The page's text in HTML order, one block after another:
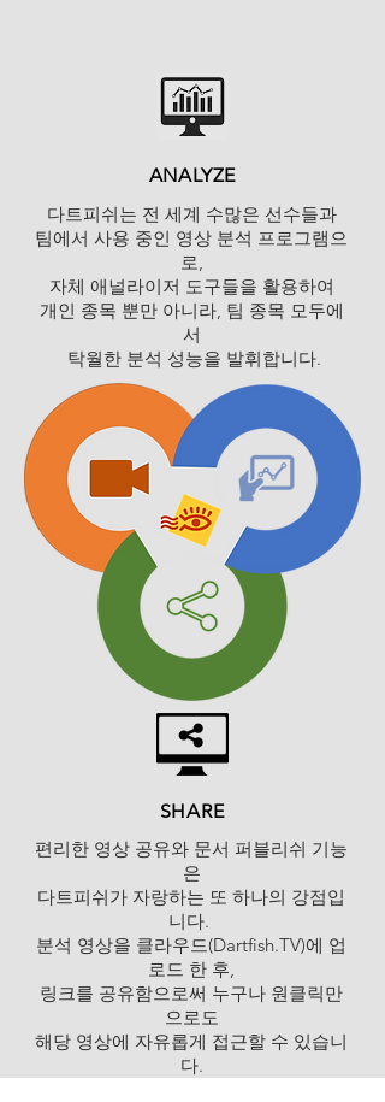
ANALYZE
다트피쉬는 전 세계 수많은 선수들과
팀에서 사용 중인 영상 분석 프로그램으
로,
자체 애널라이저 도구들을 활용하여
개인 종목 뿐만 아니라, 팀 종목 모두에
서
탁월한 분석 성능을 발휘합니다.
SHARE
편리한 영상 공유와 문서 퍼블리쉬 기능
은
다트피쉬가 자랑하는 또 하나의 강점입
니다.
분석 영상을 클라우드(Dartfish.TV)에 업
로드 한 후,
링크를 공유함으로써 누구나 원클릭만
으로도
해당 영상에 자유롭게 접근할 수 있습니
다.